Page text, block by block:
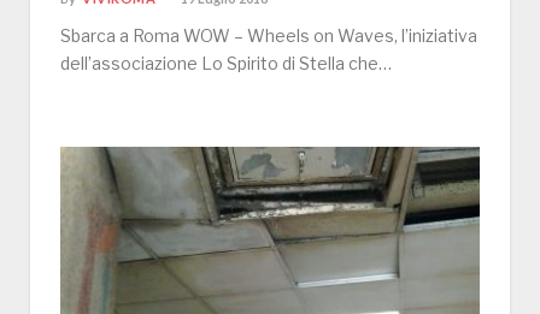
Sbarca a Roma WOW – Wheels on Waves, l’iniziativa
dell’associazione Lo Spirito di Stella che…